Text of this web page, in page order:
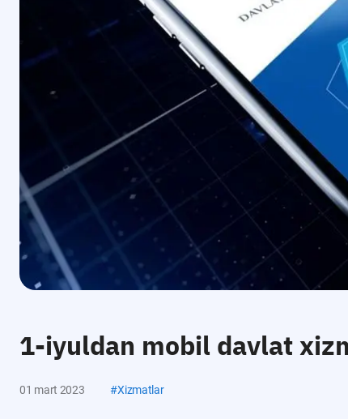
1-iyuldan mobil davlat
01 mart 2023 #Xizmatlar